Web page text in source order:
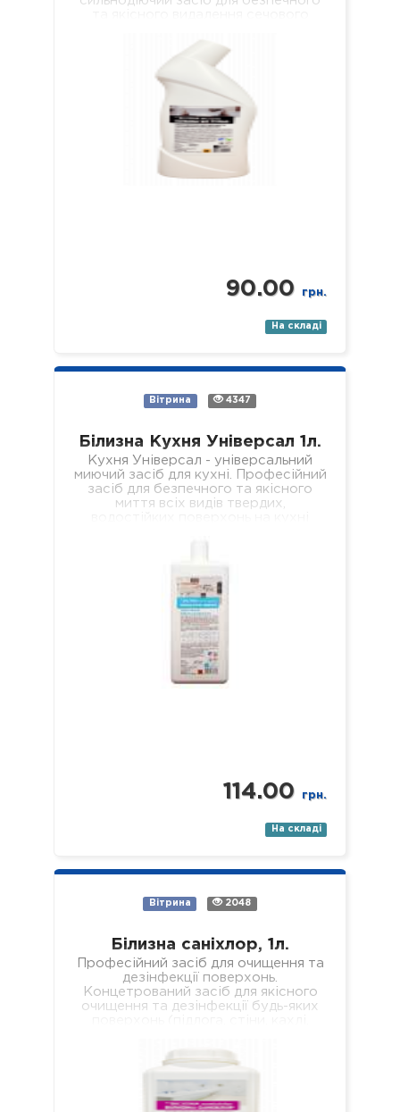
відкладень з внутрішніх поверхонь…
90.00 грн.
На складі
Вітрина 4347
Білизна Кухня Універсал 1л.
Кухня Універсал - універсальний
миючий засіб для кухні. Професійний
засіб для безпечного та якісного
миття всіх видів твердих,
114.00 грн.
На складі
Вітрина 2048
Білизна саніхлор, 1л.
Професійний засіб для очищення та
дезінфекції поверхонь.
Концетрований засіб для якісного
очищення та дезінфекції будь-яких
піддони тощо). Засіб якісно…